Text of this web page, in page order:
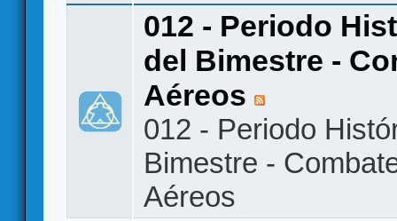
012 - Periodo
del Bimestre -
Aéreos
012 - Periodo
Bimestre -
Aéreos